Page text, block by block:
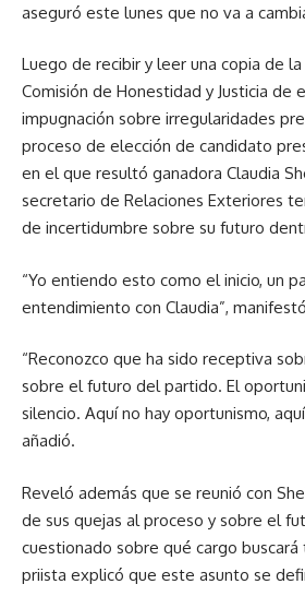
aseguró este lunes que no va a
Luego de recibir y leer una copia de
Comisión de Honestidad y Justicia de
impugnación sobre irregularidades
proceso de elección de candidato
en el que resultó ganadora Claudia
secretario de Relaciones Exteriores
de incertidumbre sobre su futuro
“Yo entiendo esto como el inicio, un
entendimiento con Claudia”,
“Reconozco que ha sido receptiva
sobre el futuro del partido. El
silencio. Aquí no hay oportunismo,
añadió.
Reveló además que se reunió con
de sus quejas al proceso y sobre el
cuestionado sobre qué cargo
priista explicó que este asunto se